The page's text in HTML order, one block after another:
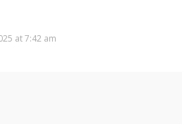
at 7:42 am